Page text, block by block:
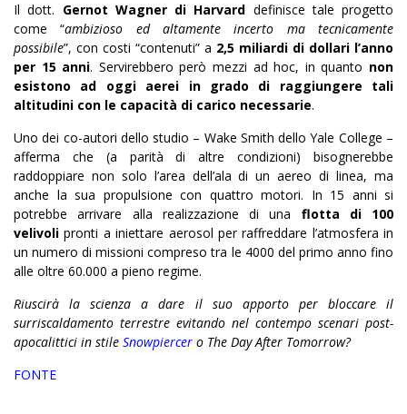
Il dott. Gernot Wagner di Harvard definisce tale progetto
come “ambizioso ed altamente incerto ma tecnicamente
possibile”, con costi “contenuti” a 2,5 miliardi di dollari l’anno
per 15 anni. Servirebbero però mezzi ad hoc, in quanto non
esistono ad oggi aerei in grado di raggiungere tali
altitudini con le capacità di carico necessarie.
Uno dei co-autori dello studio – Wake Smith dello Yale College –
afferma che (a parità di altre condizioni) bisognerebbe
raddoppiare non solo l’area dell’ala di un aereo di linea, ma
anche la sua propulsione con quattro motori. In 15 anni si
potrebbe arrivare alla realizzazione di una flotta di 100
velivolipronti a iniettare aerosol per raffreddare l’atmosfera in
un numero di missioni compreso tra le 4000 del primo anno fino
alle oltre 60.000 a pieno regime.
Riuscirà la scienza a dare il suo apporto per bloccare il
surriscaldamento terrestre evitando nel contempo scenari post-
apocalittici in stile Snowpiercer o The Day After Tomorrow?
FONTE